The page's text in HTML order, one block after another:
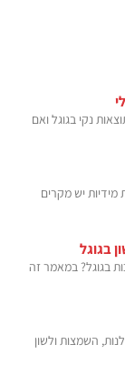
נקי בגוגל ואם
מידיות יש מקרים
בגוגל
בגוגל? במאמר זה
השמצות ולשון